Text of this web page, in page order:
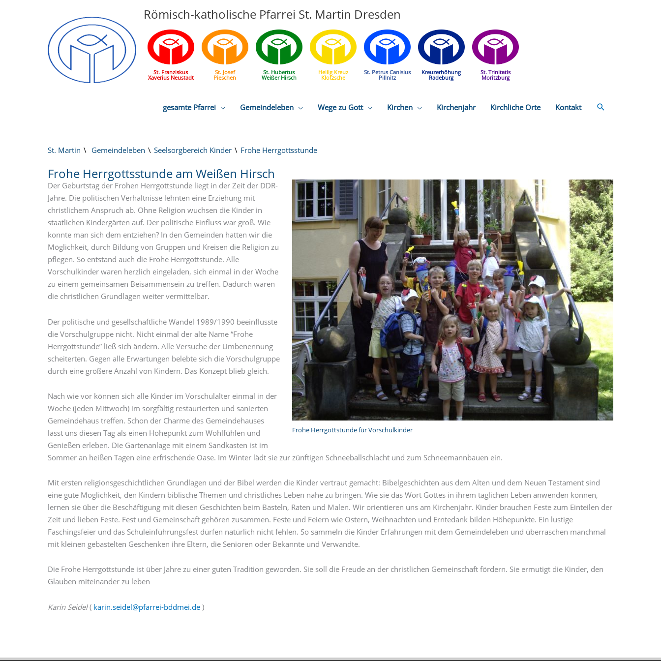
Römisch-katholische Pfarrei St. Martin Dresden
St. Franziskus
Xaverius Neustadt
St. Josef
Pieschen
St. Hubertus
Weißer Hirsch
Heilig Kreuz
Klotzsche
St. Petrus Canisius
Pillnitz
Kreuzerhöhung
Radeburg
St. Trinitatis
Moritzburg
gesamte Pfarrei Gemeindeleben Wege zu Gott Kirchen Kirchenjahr Kirchliche Orte Kontakt Suchen
St. Martin Gemeindeleben Seelsorgbereich Kinder Frohe Herrgottsstunde
Frohe Herrgottsstunde am Weißen Hirsch
Frohe Herrgottstunde für Vorschulkinder
Der Geburtstag der Frohen Herrgottstunde liegt in der Zeit der DDR-
Jahre. Die politischen Verhältnisse lehnten eine Erziehung mit
christlichem Anspruch ab. Ohne Religion wuchsen die Kinder in
staatlichen Kindergärten auf. Der politische Einfluss war groß. Wie
konnte man sich dem entziehen? In den Gemeinden hatten wir die
Möglichkeit, durch Bildung von Gruppen und Kreisen die Religion zu
pflegen. So entstand auch die Frohe Herrgottstunde. Alle
Vorschulkinder waren herzlich eingeladen, sich einmal in der Woche
zu einem gemeinsamen Beisammensein zu treffen. Dadurch waren
die christlichen Grundlagen weiter vermittelbar.
Der politische und gesellschaftliche Wandel 1989/1990 beeinflusste
die Vorschulgruppe nicht. Nicht einmal der alte Name “Frohe
Herrgottstunde” ließ sich ändern. Alle Versuche der Umbenennung
scheiterten. Gegen alle Erwartungen belebte sich die Vorschulgruppe
durch eine größere Anzahl von Kindern. Das Konzept blieb gleich.
Nach wie vor können sich alle Kinder im Vorschulalter einmal in der
Woche (jeden Mittwoch) im sorgfältig restaurierten und sanierten
Gemeindehaus treffen. Schon der Charme des Gemeindehauses
lässt uns diesen Tag als einen Höhepunkt zum Wohlfühlen und
Genießen erleben. Die Gartenanlage mit einem Sandkasten ist im
Sommer an heißen Tagen eine erfrischende Oase. Im Winter lädt sie zur zünftigen Schneeballschlacht und zum Schneemannbauen ein.
Mit ersten religionsgeschichtlichen Grundlagen und der Bibel werden die Kinder vertraut gemacht: Bibelgeschichten aus dem Alten und dem Neuen Testament sind
eine gute Möglichkeit, den Kindern biblische Themen und christliches Leben nahe zu bringen. Wie sie das Wort Gottes in ihrem täglichen Leben anwenden können,
lernen sie über die Beschäftigung mit diesen Geschichten beim Basteln, Raten und Malen. Wir orientieren uns am Kirchenjahr. Kinder brauchen Feste zum Einteilen der
Zeit und lieben Feste. Fest und Gemeinschaft gehören zusammen. Feste und Feiern wie Ostern, Weihnachten und Erntedank bilden Höhepunkte. Ein lustige
Faschingsfeier und das Schuleinführungsfest dürfen natürlich nicht fehlen. So sammeln die Kinder Erfahrungen mit dem Gemeindeleben und überraschen manchmal
mit kleinen gebastelten Geschenken ihre Eltern, die Senioren oder Bekannte und Verwandte.
Die Frohe Herrgottstunde ist über Jahre zu einer guten Tradition geworden. Sie soll die Freude an der christlichen Gemeinschaft fördern. Sie ermutigt die Kinder, den
Glauben miteinander zu leben
Karin Seidel( karin.seidel@pfarrei-bddmei.de )